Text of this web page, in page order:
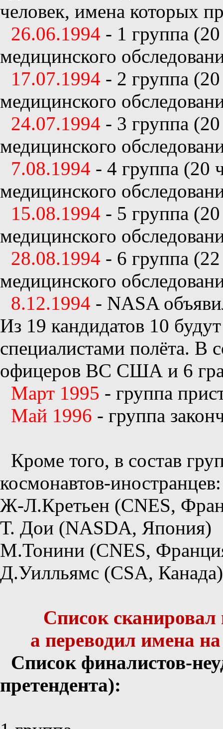
человек, имена которых
26.06.1994 - 1 группа
медицинского
17.07.1994 - 2 группа
медицинского
24.07.1994 - 3 группа
медицинского
7.08.1994 - 4 группа (20
медицинского
15.08.1994 - 5 группа
медицинского
28.08.1994 - 6 группа
медицинского
8.12.1994 - NASA
Из 19 кандидатов 10
специалистами полёта. В
офицеров ВС США и 6
Март 1995 - группа
Май 1996 - группа
Кроме того, в состав
космонавтов-иностранцев:
Ж-Л.Кретьен (CNES,
Т. Дои (NASDA, Япония)
М.Тонини (CNES,
Д.Уилльямс (CSA, Канада)
Список
а переводил имена
Список финалистов-
претендента):